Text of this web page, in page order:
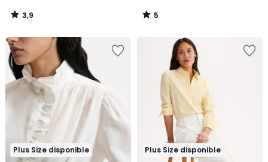
3,9
/
5
/
Plus Size disponible Plus Size disponible